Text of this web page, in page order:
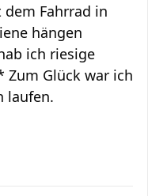
Fahrrad in
hängen
ich riesige
Zum Glück war ich
laufen.